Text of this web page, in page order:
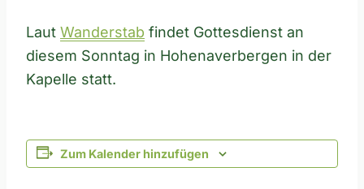
Laut Wanderstab findet Gottesdienst an
diesem Sonntag in Hohenaverbergen in der
Kapelle statt.
Zum Kalender hinzufügen